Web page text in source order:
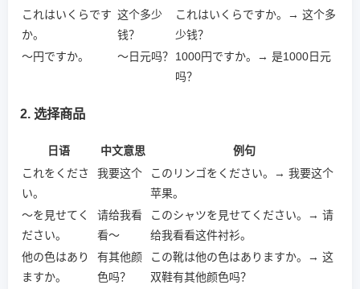
これはいくらです
か。
这个多少
钱？
これはいくらですか。→ 这个多
少钱？
～円ですか。
～日元吗？
1000円ですか。→ 是1000日元
吗？
2. 选择商品
日语 中文意思
例句
これをくださ
い。
我要这个
このリンゴをください。→ 我要这个
苹果。
～を見せてく
ださい。
请给我看
看～
このシャツを見せてください。→ 请
给我看看这件衬衫。
他の色はあり
ますか。
有其他颜
色吗？
この靴は他の色はありますか。→ 这
双鞋有其他颜色吗？